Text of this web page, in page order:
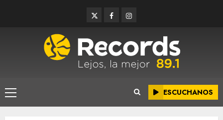
TwitterFacebookInstagram
Menú
principal
ESCUCHANOS